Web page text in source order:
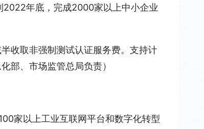
2022年底，完成2000家以上中小企业
收取非强制测试认证服务费。支持计
部、市场监管总局负责）
家以上工业互联网平台和数字化转型